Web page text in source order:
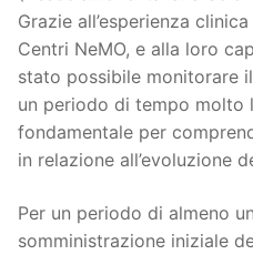
Grazie all’esperienza
Centri NeMO, e alla loro
stato possibile monitorare
un periodo di tempo molto
fondamentale per
in relazione all’evoluzione
Per un periodo di almeno
somministrazione iniziale